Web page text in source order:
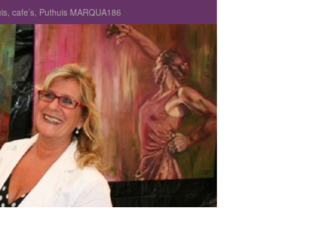
cafe’s, Puthuis MARQUA186